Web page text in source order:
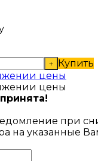
+ Купить
цены
цены
при
на указанные